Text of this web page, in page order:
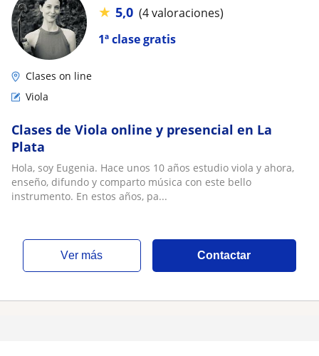
1ª clase gratis
★ 5,0 (4 valoraciones)
Clases on line
Viola
Clases de Viola online y presencial en La
Plata
Hola, soy Eugenia. Hace unos 10 años estudio viola y ahora,
enseño, difundo y comparto música con este bello
instrumento. En estos años, pa...
ver más Contactar